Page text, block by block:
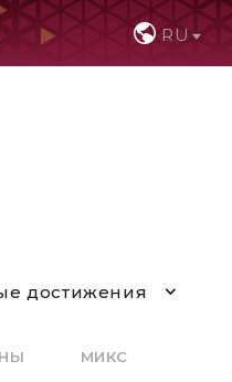
RU
достижения
МИКС